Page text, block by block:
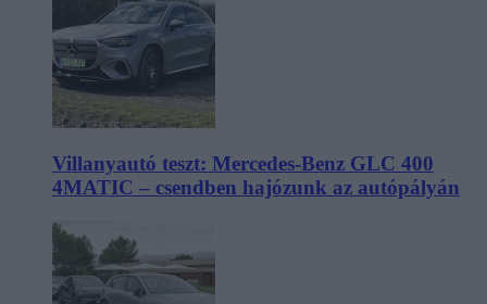
Villanyautó teszt: Mercedes-Benz GLC 400
4MATIC – csendben hajózunk az autópályán